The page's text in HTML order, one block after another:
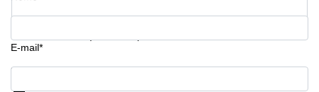
Meeting
E-mail*
Mostra prezzi e maggiori informazioni